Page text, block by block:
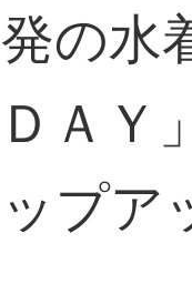
の水
ＡＹ
プア